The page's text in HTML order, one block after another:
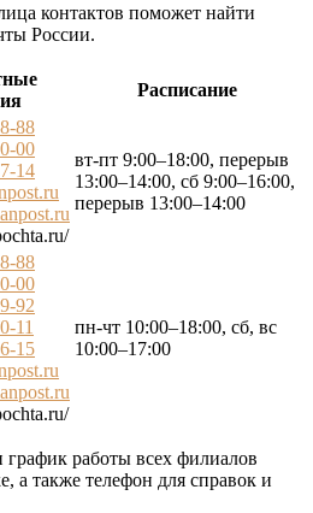
контактов поможет найти
России.
Расписание
88
00
14
вт-пт 9:00–18:00, перерыв
13:00–14:00, сб 9:00–16:00,
перерыв 13:00–14:00
88
00
92
11
15
пн-чт 10:00–18:00, сб, вс
10:00–17:00
график работы всех филиалов
а также телефон для справок и